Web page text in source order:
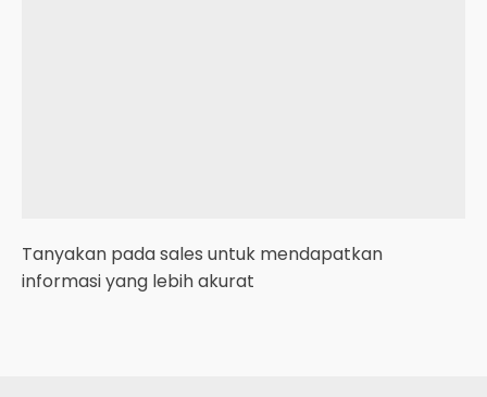
Tanyakan pada sales untuk mendapatkan
informasi yang lebih akurat